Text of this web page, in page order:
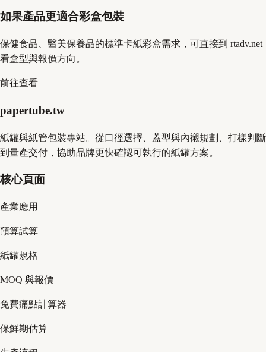
如果產品更適合彩盒包裝
保健食品、醫美保養品的標準卡紙彩盒需求，可直接到 rtadv.net
看盒型與報價方向。
前往查看
papertube.tw
紙罐與紙管包裝專站。從口徑選擇、蓋型與內襯規劃、打樣判斷
到量產交付，協助品牌更快確認可執行的紙罐方案。
核心頁面
產業應用
預算試算
紙罐規格
MOQ 與報價
免費痛點計算器
保鮮期估算